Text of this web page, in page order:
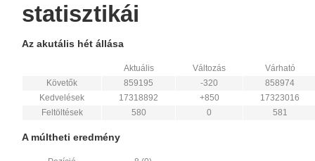
statisztikái
Az akutális hét állása
Aktuális Változás
Várható
Követők
859195 -320
858974
Kedvelések
17318892 +850
17323016
Feltöltések
580 0 581
A múltheti eredmény